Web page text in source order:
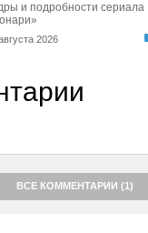
и подробности сериала
2026
ВСЕ КОММЕНТАРИИ (1)